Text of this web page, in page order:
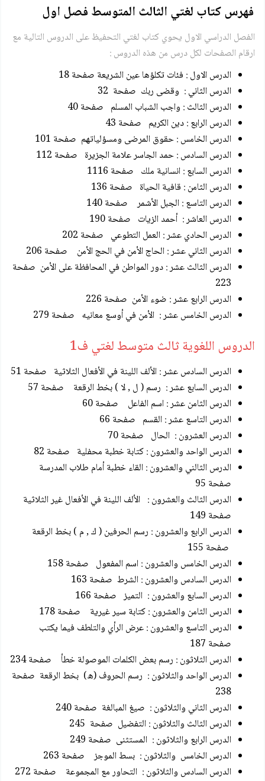
فهرس كتاب لغتي الثالث المتوسط فصل اول
الفصل الدراسي الاول يحوي كتاب لغتي التحفيظ على الدروس التالية مع
ارقام الصفحات لكل درس من هذه الدروس :
الدرس الاول : فئات تكلؤها عين الشريعة صفحة 18
الدرس الثاني : وقضى ربك صفحة 32
الدرس الثالث : واجب الشباب المسلم صفحة 40
الدرس الرابع : دين الكريم صفحة 43
الدرس الخامس : حقوق المرضى ومسؤلياتهم صفحة 101
الدرس السادس : حمد الجاسر علامة الجزيرة صفحة 112
الدرس السابع : انسانية ملك صفحة 1116
الدرس الثامن : قافية الحياة صفحة 136
الدرس التاسع : الجبل الأشمر صفحة 140
الدرس العاشر : أحمد الزيات صفحة 190
الدرس الحادي عشر : العمل التطوعي صفحة 202
الدرس الثاني عشر : الحاج الأمن في الحج الأمن صفحة 206
الدرس الثالث عشر : دور المواطن في المحافظة على الأمن صفحة
223
الدرس الرابع عشر : ضوء الأمن صفحة 226
الدرس الخامس عشر : الأمن في أوسع معانيه صفحة 279
الدروس اللغوية ثالث متوسط لغتي ف1
الدرس السادس عشر : الألف اللينة في الأفعال الثلاثية صفحة 51
الدرس السابع عشر : رسم ( ل , لا ) بخط الرقعة صفحة 57
الدرس الثامن عشر : اسم الفاعل صفحة 60
الدرس التاسع عشر : القسم صفحة 66
الدرس العشرون : الحال صفحة 70
الدرس الواحد والعشرون : كتابة خطبة محفلية صفحة 82
الدرس الثالني والعشرون : القاء خطبة أمام طلاب المدرسة
صفحة 95
الدرس الثالث والعشرون : الألف اللينة في الأفعال غير الثلاثية
صفحة 149
الدرس الرابع والعشرون : رسم الحرفين ( ك , م ) بخط الرقعة
صفحة 155
الدرس الخامس والعشرون : اسم المفعول صفحة 158
الدرس السادس والعشرون : الشرط صفحة 163
الدرس السابع والعشرون : التميز صفحة 166
الدرس الثامن والعشرون : كتابة سير غيرية صفحة 178
الدرس التاسع والعشرون : عرض الرأي والتلطف فيما يكتب
صفحة 187
الدرس الثلاثون : رسم بعض الكلمات الموصولة خطأ صفحة 234
الدرس الواحد والثلاثون : رسم الحروف (ه) بخط الرقعة صفحة
238
الدرس الثاني والثلاثون : صيغ المبالغة صفحة 240
الدرس الثالث والثلاثون : التفضيل صفحة 245
الدرس الرابع والثلاثون : المستثنى صفحة 249
الدرس الخامس والثلاثون : بسط الموجز صفحة 263
الدرس السادس والثلاثون : التحاور مع المجموعة صفحة 272